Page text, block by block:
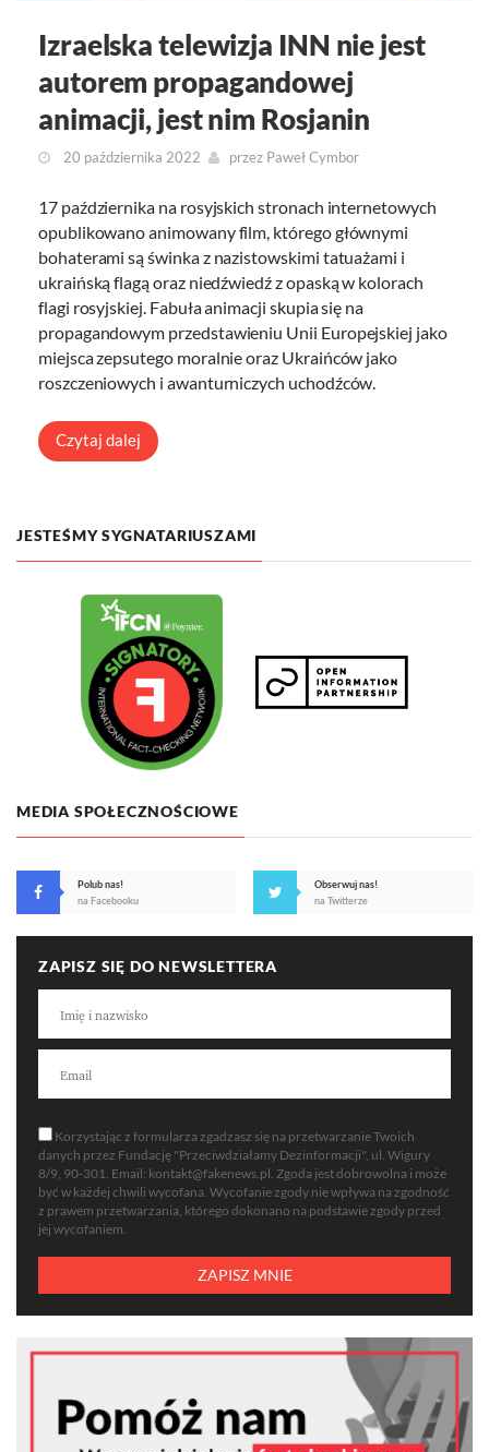
Izraelska telewizja INN nie jest
autorem propagandowej
animacji, jest nim Rosjanin
20 października 2022 przez Paweł Cymbor
17 października na rosyjskich stronach internetowych
opublikowano animowany film, którego głównymi
bohaterami są świnka z nazistowskimi tatuażami i
ukraińską flagą oraz niedźwiedź z opaską w kolorach
flagi rosyjskiej. Fabuła animacji skupia się na
propagandowym przedstawieniu Unii Europejskiej jako
miejsca zepsutego moralnie oraz Ukraińców jako
roszczeniowych i awanturniczych uchodźców.
Czytaj dalej
JESTEŚMY SYGNATARIUSZAMI
MEDIA SPOŁECZNOŚCIOWE
Polub nas!
na Facebooku
Obserwuj nas!
na Twitterze
ZAPISZ SIĘ DO NEWSLETTERA
Korzystając z formularza zgadzasz się na przetwarzanie Twoich
danych przez Fundację "Przeciwdziałamy Dezinformacji", ul. Wigury
8/9, 90-301. Email: kontakt@fakenews.pl . Zgoda jest dobrowolna i może
być w każdej chwili wycofana. Wycofanie zgody nie wpływa na zgodność
z prawem przetwarzania, którego dokonano na podstawie zgody przed
jej wycofaniem.